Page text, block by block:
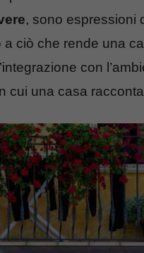
, sono espressioni
ciò che rende una
con
cui una casa